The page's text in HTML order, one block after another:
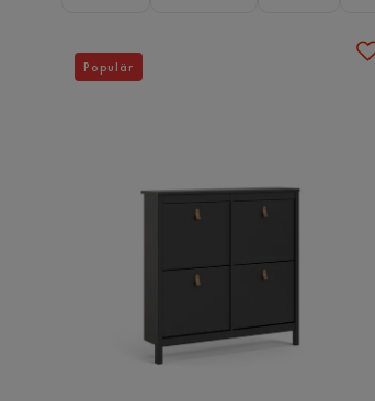
Populär